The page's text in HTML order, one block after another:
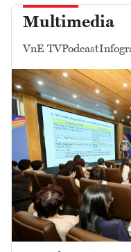
Multimedia
VnE TVPodcast